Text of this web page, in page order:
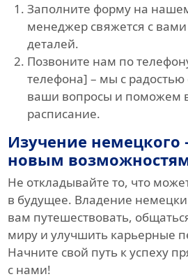
Заполните форму на
менеджер свяжется с
деталей.
Позвоните нам по
телефона] – мы с радостью
ваши вопросы и поможем
расписание.
Изучение немецкого
новым
Не откладывайте то, что
в будущее. Владение
вам путешествовать,
миру и улучшить карьерные
Начните свой путь к успеху
с нами!